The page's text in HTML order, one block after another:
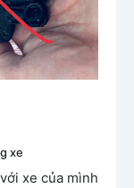
xe
xe của mình